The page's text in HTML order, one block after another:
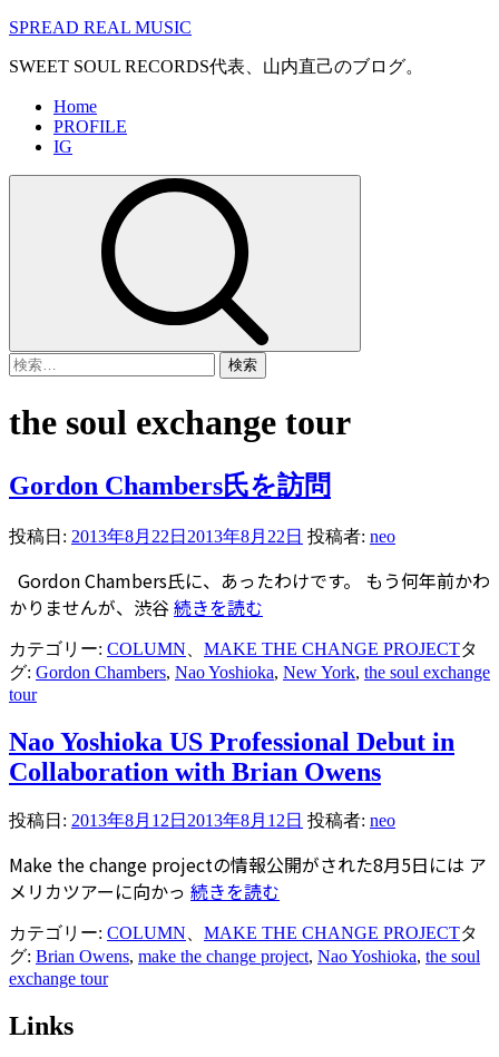
コ
テ
SPREAD REAL MUSIC
SWEET SOUL RECORDS代表、山内直己のブログ。
メ
Home
PROFILE
IG
検
the soul exchange tour
Gordon Chambers氏を訪問
投稿日: 2013年8月22日 2013年8月22日 投稿者: neo
Gordon Chambers氏に、あったわけです。 もう何年前かわ
かりませんが、渋谷続きを読む
カテゴリー: COLUMN MAKE THE CHANGE PROJECTタ
グ: Gordon Chambers, Nao Yoshioka, New York, the soul exchange
tour
Nao Yoshioka US Professional Debut in
Collaboration with Brian Owens
投稿日: 2013年8月12日 2013年8月12日 投稿者: neo
Make the change projectの情報公開がされた8月5日には ア
メリカツアーに向かっ 続きを読む
カテゴリー: COLUMN MAKE THE CHANGE PROJECTタ
グ: Brian Owens, make the change project, Nao Yoshioka, the soul
exchange tour
Links